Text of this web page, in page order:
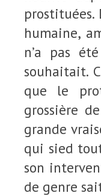
prostituées.
humaine,
n’a pas
souhaitait.
que le
grossière
grande
qui sied
son
de genre